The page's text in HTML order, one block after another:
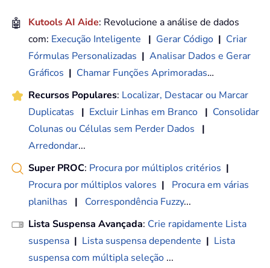
🤖 Kutools AI Aide: Revolucione a análise de dados
com: Execução Inteligente | Gerar Código | Criar
Fórmulas Personalizadas | Analisar Dados e Gerar
Gráficos | Chamar Funções Aprimoradas…
Recursos Populares: Localizar, Destacar ou Marcar
Duplicatas
| Excluir Linhas em Branco | Consolidar
Colunas ou Células sem Perder Dados
|
Arredondar...
Super PROC: Procura por múltiplos critérios |
Procura por múltiplos valores |
Procura em várias
planilhas
| Correspondência Fuzzy...
Lista Suspensa Avançada: Crie rapidamente Lista
suspensa | Lista suspensa dependente | Lista
suspensa com múltipla seleção ...